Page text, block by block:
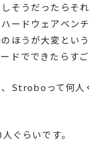
しそうだったらそ
ードウェアベン
ほうが大変とい
ドでできたらすご
、Stroboって何人
ぐらいです。